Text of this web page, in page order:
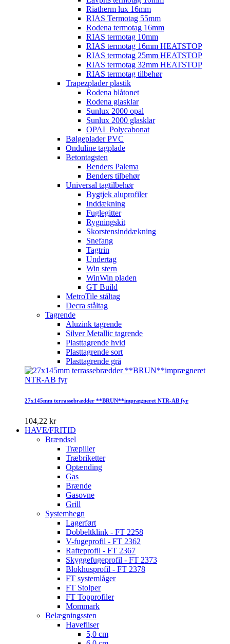
Riatherm lux 16mm
RIAS Termotag 55mm
Rodena termotag 16mm
RIAS termotag 10mm
RIAS termotag 16mm HEATSTOP
RIAS termotag 25mm HEATSTOP
RIAS termotag 32mm HEATSTOP
RIAS termotag tilbehør
Trapezplader plastik
Rodena blåtonet
Rodena glasklar
Sunlux 2000 opal
Sunlux 2000 glasklar
OPAL Polycabonat
Bølgeplader PVC
Onduline tagplade
Betontagsten
Benders Palema
Benders tilbehør
Universal tagtilbehør
Bygtjek aluprofiler
Inddækning
Fuglegitter
Rygningskit
Skorstensinddækning
Snefang
Tagtrin
Undertag
Win stern
WinWin pladen
GT Build
MetroTile ståltag
Decra ståltag
Tagrende
Aluzink tagrende
Silver Metallic tagrende
Plasttagrende hvid
Plasttagrende sort
Plasttagrende grå
27x145mm terrassebrædder **BRUN**imprægneret NTR-AB fyr
104,22 kr
HAVE/FRITID
Brændsel
Træpiller
Træbriketter
Optænding
Gas
Brænde
Gasovne
Grill
Systemhegn
Lagerført
Dobbeltklink - FT 2258
V-fugeprofil - FT 2362
Rafteprofil - FT 2367
Skyggefugeprofil - FT 2373
Blokhusprofil - FT 2378
FT systemlåger
FT Stolper
FT Topprofiler
Mommark
Belægningssten
Havefliser
5,0 cm